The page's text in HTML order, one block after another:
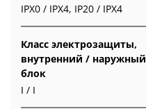
IPX0 / IPX4, IP20 / IPX4
Класс электрозащиты,
внутренний / наружный
блок
I / I